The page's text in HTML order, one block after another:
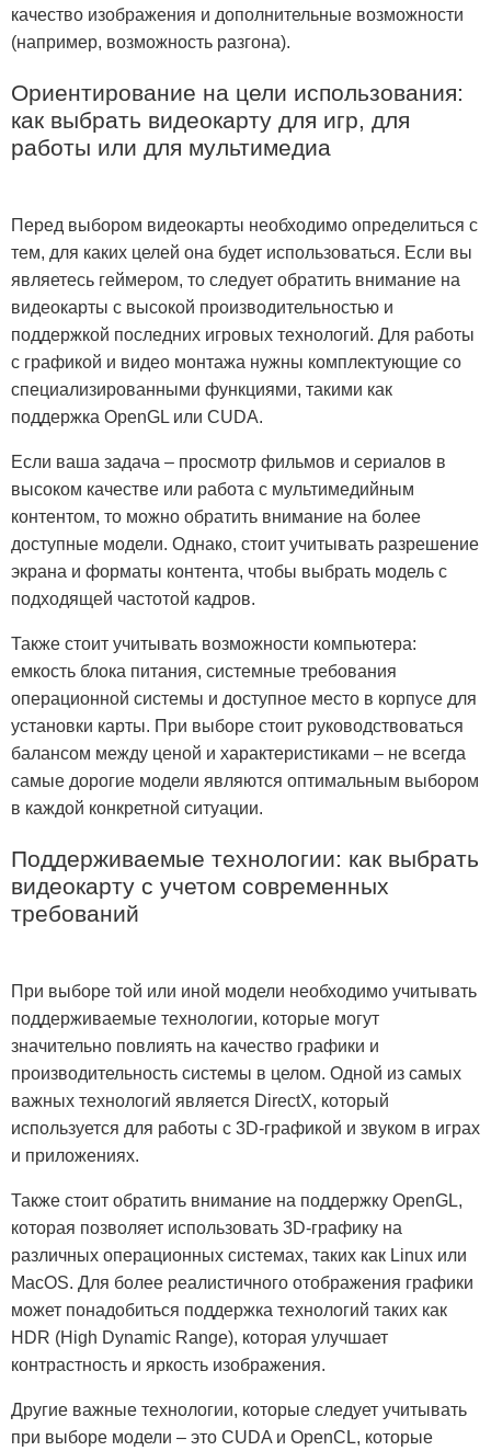
качество изображения и дополнительные возможности
(например, возможность разгона).
Ориентирование на цели использования:
как выбрать видеокарту для игр, для
работы или для мультимедиа
Перед выбором видеокарты необходимо определиться с
тем, для каких целей она будет использоваться. Если вы
являетесь геймером, то следует обратить внимание на
видеокарты с высокой производительностью и
поддержкой последних игровых технологий. Для работы
с графикой и видео монтажа нужны комплектующие со
специализированными функциями, такими как
поддержка OpenGL или CUDA.
Если ваша задача – просмотр фильмов и сериалов в
высоком качестве или работа с мультимедийным
контентом, то можно обратить внимание на более
доступные модели. Однако, стоит учитывать разрешение
экрана и форматы контента, чтобы выбрать модель с
подходящей частотой кадров.
Также стоит учитывать возможности компьютера:
емкость блока питания, системные требования
операционной системы и доступное место в корпусе для
установки карты. При выборе стоит руководствоваться
балансом между ценой и характеристиками – не всегда
самые дорогие модели являются оптимальным выбором
в каждой конкретной ситуации.
Поддерживаемые технологии: как выбрать
видеокарту с учетом современных
требований
При выборе той или иной модели необходимо учитывать
поддерживаемые технологии, которые могут
значительно повлиять на качество графики и
производительность системы в целом. Одной из самых
важных технологий является DirectX, который
используется для работы с 3D-графикой и звуком в играх
и приложениях.
Также стоит обратить внимание на поддержку OpenGL,
которая позволяет использовать 3D-графику на
различных операционных системах, таких как Linux или
MacOS. Для более реалистичного отображения графики
может понадобиться поддержка технологий таких как
HDR (High Dynamic Range), которая улучшает
контрастность и яркость изображения.
Другие важные технологии, которые следует учитывать
при выборе модели – это CUDA и OpenCL, которые